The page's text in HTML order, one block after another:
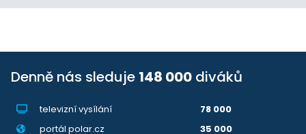
Denně nás sleduje 148 000 diváků
televizní vysílání
78 000
portál polar.cz
35 000